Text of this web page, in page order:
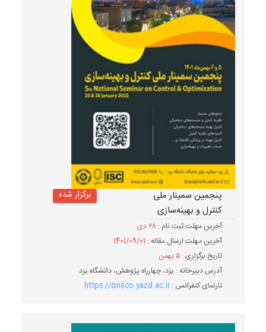
پنجمین سمینار ملی
کنترل و بهینه‌سازی
برگزار شده
آخرین مهلت ثبت نام :۲۸ دی
آخرین مهلت ارسال مقاله : 1401/09/01
تاریخ برگزاری :۵ بهمن
آدرس دبیرخانه : یزد، چهارراه پژوهش، دانشگاه یزد
تارنمای کنفرانس :https://5nsco.yazd.ac.ir